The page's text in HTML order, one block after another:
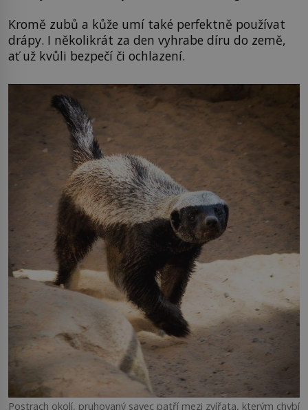
Kromě zubů a kůže umí také perfektně používat
drápy. I několikrát za den vyhrabe díru do země,
ať už kvůli bezpečí či ochlazení.
Postrach okolí, pruhovaný savec patří mezi zvířata, kterým chybí